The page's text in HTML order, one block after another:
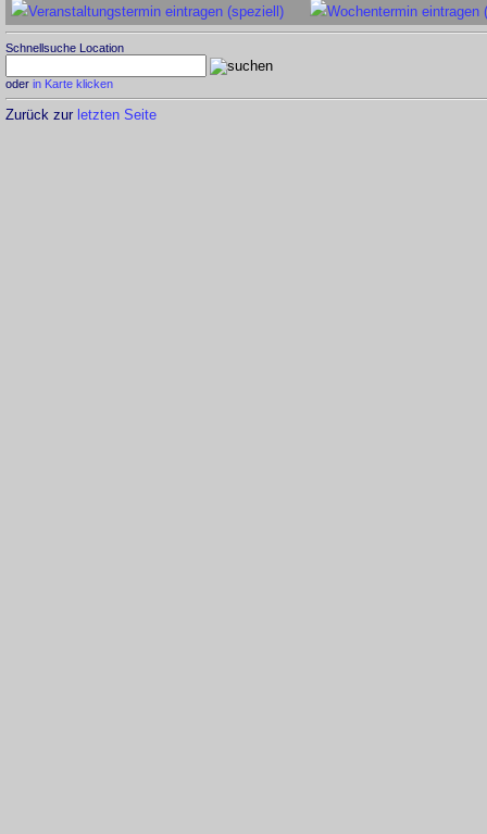
Veranstaltungstermin eintragen (speziell) Wochentermin eintragen
Schnellsuche Location
oder in Karte klicken
Zurück zur letzten Seite